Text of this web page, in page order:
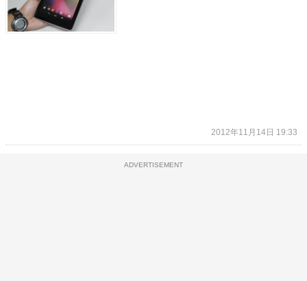
2012年11月14日 19:33
ADVERTISEMENT